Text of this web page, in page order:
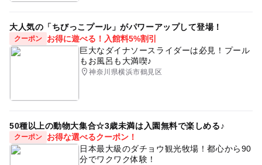
大人気の「ちびっこプール」がパワーアップして登場！
クーポン
お得に遊べる！入館料5%割引
巨大なダイナソースライダーは必見！プール
もお風呂も大満喫♪
神奈川県横浜市鶴見区
50種以上の動物大集合☆3歳未満は入園無料で楽しめる♪
クーポン
お得な選べるクーポン！
日本最大級のダチョウ観光牧場！都心から90
分でワクワク体験！